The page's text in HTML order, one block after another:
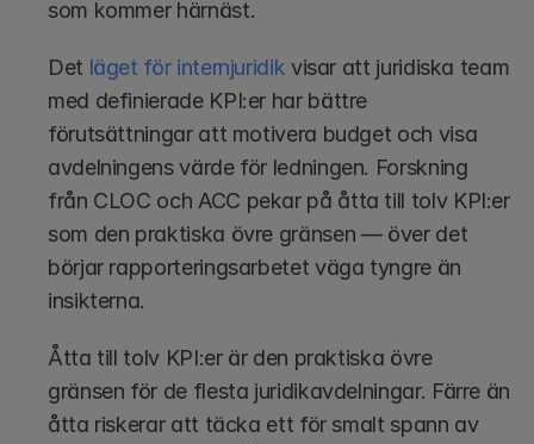
som kommer härnäst.
Det läget för internjuridik visar att juridiska team
med definierade KPI:er har bättre
förutsättningar att motivera budget och visa
avdelningens värde för ledningen. Forskning
från CLOC och ACC pekar på åtta till tolv KPI:er
som den praktiska övre gränsen — över det
börjar rapporteringsarbetet väga tyngre än
insikterna.
Åtta till tolv KPI:er är den praktiska övre
gränsen för de flesta juridikavdelningar. Färre än
åtta riskerar att täcka ett för smalt spann av